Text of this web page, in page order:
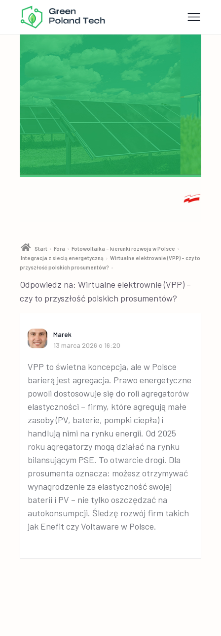
Start › Fora › Fotowoltaika – kierunki rozwoju w Polsce ›
Integracja z siecią energetyczną › Wirtualne elektrownie (VPP) – czy to
przyszłość polskich prosumentów? ›
Odpowiedz na: Wirtualne elektrownie (VPP) –
czy to przyszłość polskich prosumentów?
Marek
13 marca 2026 o 16:20
VPP to świetna koncepcja, ale w Polsce
barierą jest agregacja. Prawo energetyczne
powoli dostosowuje się do roli agregatorów
elastyczności – firmy, które agregują małe
zasoby (PV, baterie, pompki ciepła) i
handlują nimi na rynku energii. Od 2025
roku agregatorzy mogą działać na rynku
bilansującym PSE. To otwarcie drogi. Dla
prosumenta oznacza: możesz otrzymywać
wynagrodzenie za elastyczność swojej
baterii i PV – nie tylko oszczędzać na
autokonsumpcji. Śledzę rozwój firm takich
jak Enefit czy Voltaware w Polsce.